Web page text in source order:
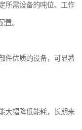
所需设备的吨位、工作
。
件优质的设备，可显著
大幅降低能耗，长期来